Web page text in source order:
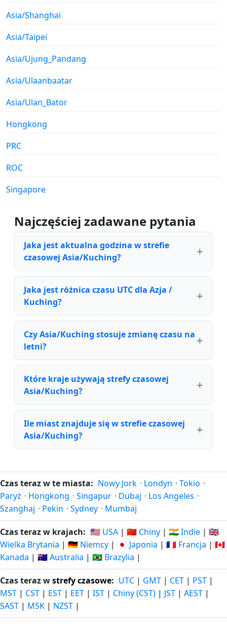
Asia/Shanghai
Asia/Taipei
Asia/Ujung_Pandang
Asia/Ulaanbaatar
Asia/Ulan_Bator
Hongkong
PRC
ROC
Singapore
Najczęściej zadawane pytania
Jaka jest aktualna godzina w strefie
czasowej Asia/Kuching?
Jaka jest różnica czasu UTC dla Azja /
Kuching?
Czy Asia/Kuching stosuje zmianę czasu na
letni?
Które kraje używają strefy czasowej
Asia/Kuching?
Ile miast znajduje się w strefie czasowej
Asia/Kuching?
Czas teraz w te miasta: Nowy Jork · Londyn · Tokio ·
Paryż · Hongkong · Singapur · Dubaj · Los Angeles ·
Szanghaj · Pekin · Sydney · Mumbaj
Czas teraz w krajach: 🇺🇸 USA | 🇨🇳 Chiny | 🇮🇳 Indie | 🇬🇧
Wielka Brytania | 🇩🇪 Niemcy | 🇯🇵 Japonia | 🇫🇷 Francja | 🇨🇦
Kanada | 🇦🇺 Australia | 🇧🇷 Brazylia |
Czas teraz wstrefy czasowe: UTC | GMT | CET | PST |
MST | CST | EST | EET | IST | Chiny (CST) | JST | AEST |
SAST | MSK | NZST |